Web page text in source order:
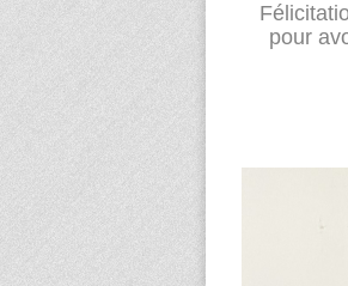
pour